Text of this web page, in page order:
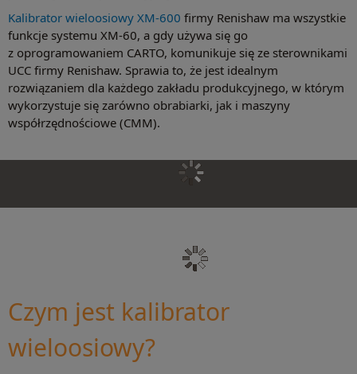
Kalibrator wieloosiowy XM-600 firmy Renishaw ma wszystkie
funkcje systemu XM-60, a gdy używa się go
z oprogramowaniem CARTO, komunikuje się ze sterownikami
UCC firmy Renishaw. Sprawia to, że jest idealnym
rozwiązaniem dla każdego zakładu produkcyjnego, w którym
wykorzystuje się zarówno obrabiarki, jak i maszyny
współrzędnościowe (CMM).
Czym jest kalibrator
wieloosiowy?